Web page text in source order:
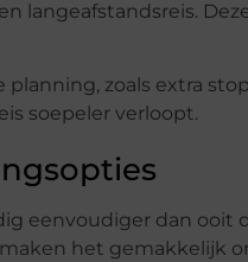
langeafstandsreis.
zoals extra
soepeler verloopt.
eenvoudiger dan
het gemakkelijk